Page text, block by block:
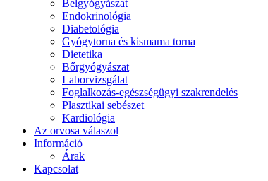
Belgyógyászat
Endokrinológia
Diabetológia
Gyógytorna és kismama torna
Dietetika
Bőrgyógyászat
Laborvizsgálat
Foglalkozás-egészségügyi szakrendelés
Plasztikai sebészet
Kardiológia
Az orvosa válaszol
Információ
Árak
Kapcsolat